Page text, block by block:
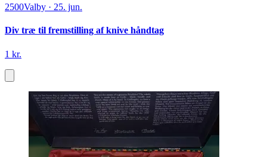
2500Valby · 25. jun.
Div træ til fremstilling af knive håndtag
1 kr.